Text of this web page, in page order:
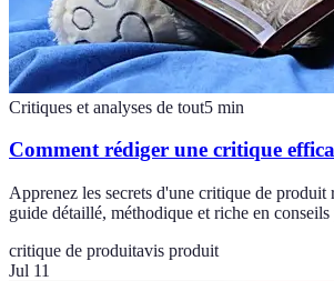
Critiques et analyses de tout5 min
Comment rédiger une critique
Apprenez les secrets d'une critique de produit
guide détaillé, méthodique et riche en conseils
critique de produitavis produit
Jul 11